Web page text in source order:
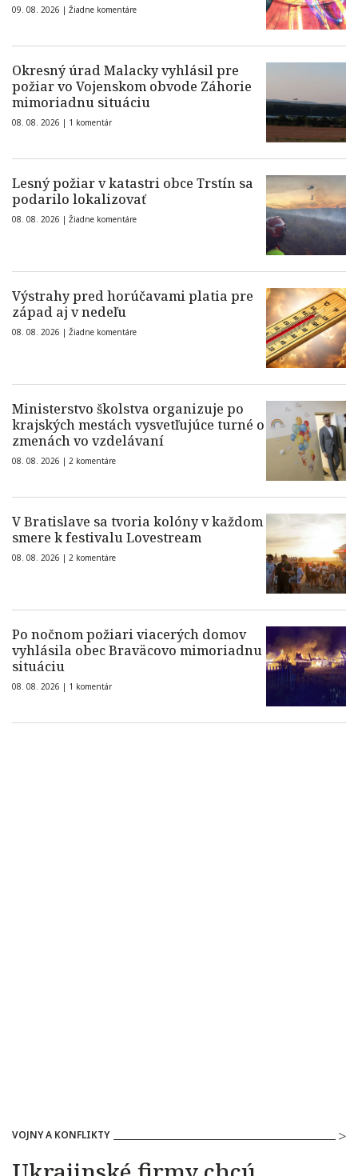
09. 08. 2026 | Žiadne komentáre
Okresný úrad Malacky vyhlásil pre
požiar vo Vojenskom obvode Záhorie
mimoriadnu situáciu
08. 08. 2026 | 1 komentár
Lesný požiar v katastri obce Trstín sa
podarilo lokalizovať
08. 08. 2026 | Žiadne komentáre
Výstrahy pred horúčavami platia pre
západ aj v nedeľu
08. 08. 2026 | Žiadne komentáre
Ministerstvo školstva organizuje po
krajských mestách vysvetľujúce turné o
zmenách vo vzdelávaní
08. 08. 2026 | 2 komentáre
V Bratislave sa tvoria kolóny v každom
smere k festivalu Lovestream
08. 08. 2026 | 2 komentáre
Po nočnom požiari viacerých domov
vyhlásila obec Braväcovo mimoriadnu
situáciu
08. 08. 2026 | 1 komentár
VOJNY A KONFLIKTY